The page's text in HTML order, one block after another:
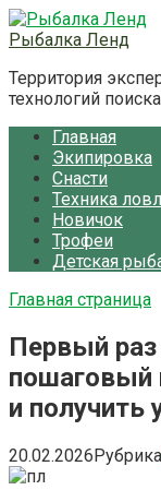
Перейти
к
Рыбалка Ленд
Территория
технологий
Главная
Экипировка
Снасти
Техника
Новичок
Трофеи
Детская
Главная страница
Первый раз
пошаговый
и получить
20.02.2026